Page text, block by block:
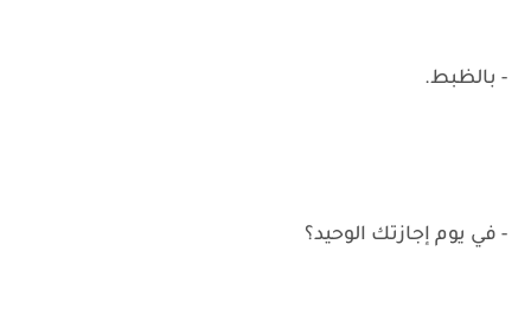
- بالظبط.
- في يوم إجازتك الوحيد؟